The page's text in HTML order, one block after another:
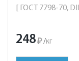
[ ГОСТ 7798-70,
248₽ /кг